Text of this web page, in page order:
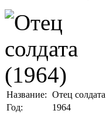
Название: Отец солдата
Год:
1964